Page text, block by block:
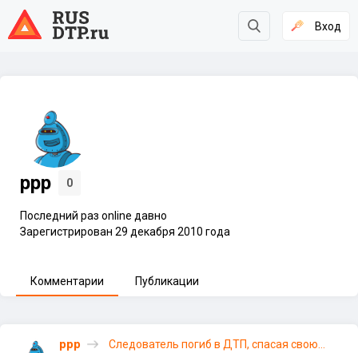
Вход
ррр 0
Последний раз online давно
Зарегистрирован 29 декабря 2010 года
Комментарии Публикации
ррр
Следователь погиб в ДТП, спасая свою